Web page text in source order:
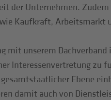
der Unternehmen.
Kaufkraft,
mit unserem
Interessenvertretung zu
Ebene
damit auch von